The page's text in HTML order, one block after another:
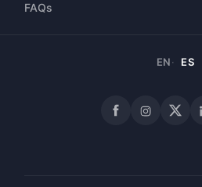
FAQs
EN ES
FacebookInstagram
X